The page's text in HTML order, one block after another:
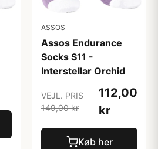
ASSOS
Assos Endurance
Socks S11 -
Interstellar Orchid
VEJL. PRIS
149,00 kr
112,00
kr
Køb her